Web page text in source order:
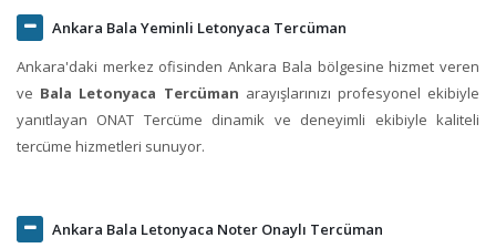
Ankara Bala Yeminli Letonyaca Tercüman
Ankara'daki merkez ofisinden Ankara Bala bölgesine hizmet veren
ve Bala Letonyaca Tercüman arayışlarınızı profesyonel ekibiyle
yanıtlayan ONAT Tercüme dinamik ve deneyimli ekibiyle kaliteli
tercüme hizmetleri sunuyor.
Ankara Bala Letonyaca Noter Onaylı Tercüman